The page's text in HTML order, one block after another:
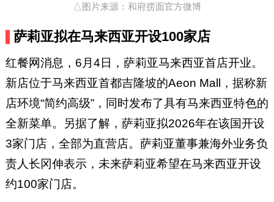
△图片来源：和府捞面官方微博
萨莉亚拟在马来西亚开设100家店
红餐网消息，6月4日，萨莉亚马来西亚首店开业。
新店位于马来西亚首都吉隆坡的Aeon Mall，据称新
店环境“简约高级”，同时发布了具有马来西亚特色的
全新菜单。另据了解，萨莉亚拟2026年在该国开设
3家门店，全部为直营店。萨莉亚董事兼海外业务负
责人长冈伸表示，未来萨莉亚希望在马来西亚开设
约100家门店。